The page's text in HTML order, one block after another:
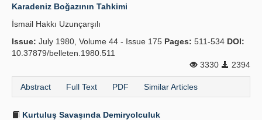
Karadeniz Boğazının Tahkimi
İsmail Hakkı Uzunçarşılı
Issue: July 1980, Volume 44 - Issue 175 Pages: 511-534 DOI:
10.37879/belleten.1980.511
3330
2394
Abstract Full Text PDF Similar Articles
Kurtuluş Savaşında Demiryolculuk